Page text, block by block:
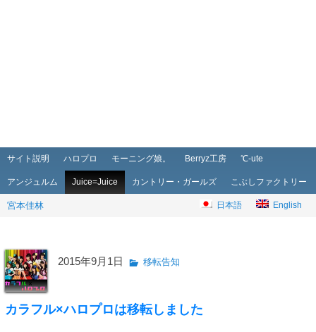
メインメニュー
メインコンテンツへ移動
サブコンテンツへ移動
サイト説明 ハロプロ モーニング娘。 Berryz工房 ℃-ute
アンジュルム Juice=Juice カントリー・ガールズ こぶしファクトリー
宮本佳林 日本語 English
2015年9月1日 移転告知
カラフル×ハロプロは移転しました